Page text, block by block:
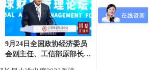
9月24日全国政协经济委员
会副主任、工信部原部长苗